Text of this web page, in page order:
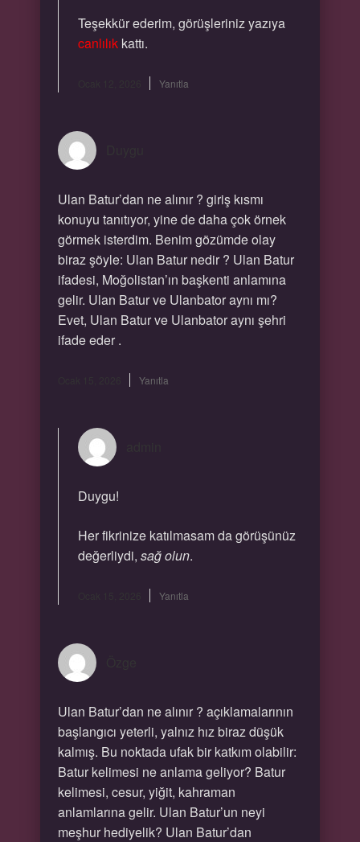
Teşekkür ederim, görüşleriniz yazıya
canlılıkkattı.
Yanıtla
Ulan Batur’dan ne alınır ? giriş kısmı
konuyu tanıtıyor, yine de daha çok örnek
görmek isterdim. Benim gözümde olay
biraz şöyle: Ulan Batur nedir ? Ulan Batur
ifadesi, Moğolistan’ın başkenti anlamına
gelir. Ulan Batur ve Ulanbator aynı mı?
Evet, Ulan Batur ve Ulanbator aynı şehri
ifade eder .
Yanıtla
Duygu!
Her fikrinize katılmasam da görüşünüz
değerliydi, sağ olun.
Yanıtla
Ulan Batur’dan ne alınır ? açıklamalarının
başlangıcı yeterli, yalnız hız biraz düşük
kalmış. Bu noktada ufak bir katkım olabilir:
Batur kelimesi ne anlama geliyor? Batur
kelimesi, cesur, yiğit, kahraman
anlamlarına gelir. Ulan Batur’un neyi
meşhur hediyelik? Ulan Batur’dan